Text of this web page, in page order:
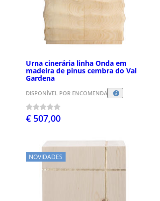
Urna cinerária linha Onda em
madeira de pinus cembra do Val
Gardena
DISPONÍVEL POR ENCOMENDA
€ 507,00
NOVIDADES